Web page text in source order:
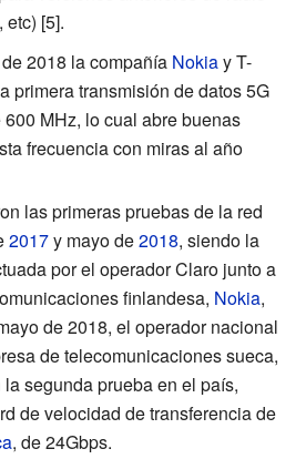
etc) [5].
2018 la compañía Nokiay T-
primera transmisión de datos 5G
MHz, lo cual abre buenas
frecuencia con miras al año
las primeras pruebas de la red
2017y mayo de2018, siendo la
por el operador Claro junto a
finlandesa, Nokia,
de 2018, el operador nacional
de telecomunicaciones sueca,
segunda prueba en el país,
de velocidad de transferencia de
, de 24Gbps.